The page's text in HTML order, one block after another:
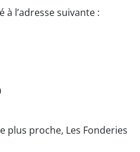
l’adresse suivante :
plus proche, Les Fonderies